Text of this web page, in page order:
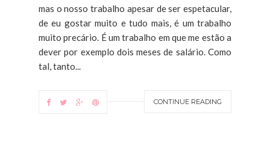
mas o nosso trabalho apesar de ser espetacular,
de eu gostar muito e tudo mais, é um trabalho
muito precário. É um trabalho em que me estão a
dever por exemplo dois meses de salário. Como
tal, tanto...
CONTINUE READING